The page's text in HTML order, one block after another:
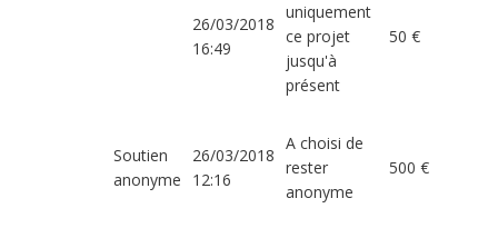
26/03/2018
16:49
uniquement
ce projet
jusqu'à
présent
50 €
Soutien
anonyme
26/03/2018
12:16
A choisi de
rester
anonyme
500 €